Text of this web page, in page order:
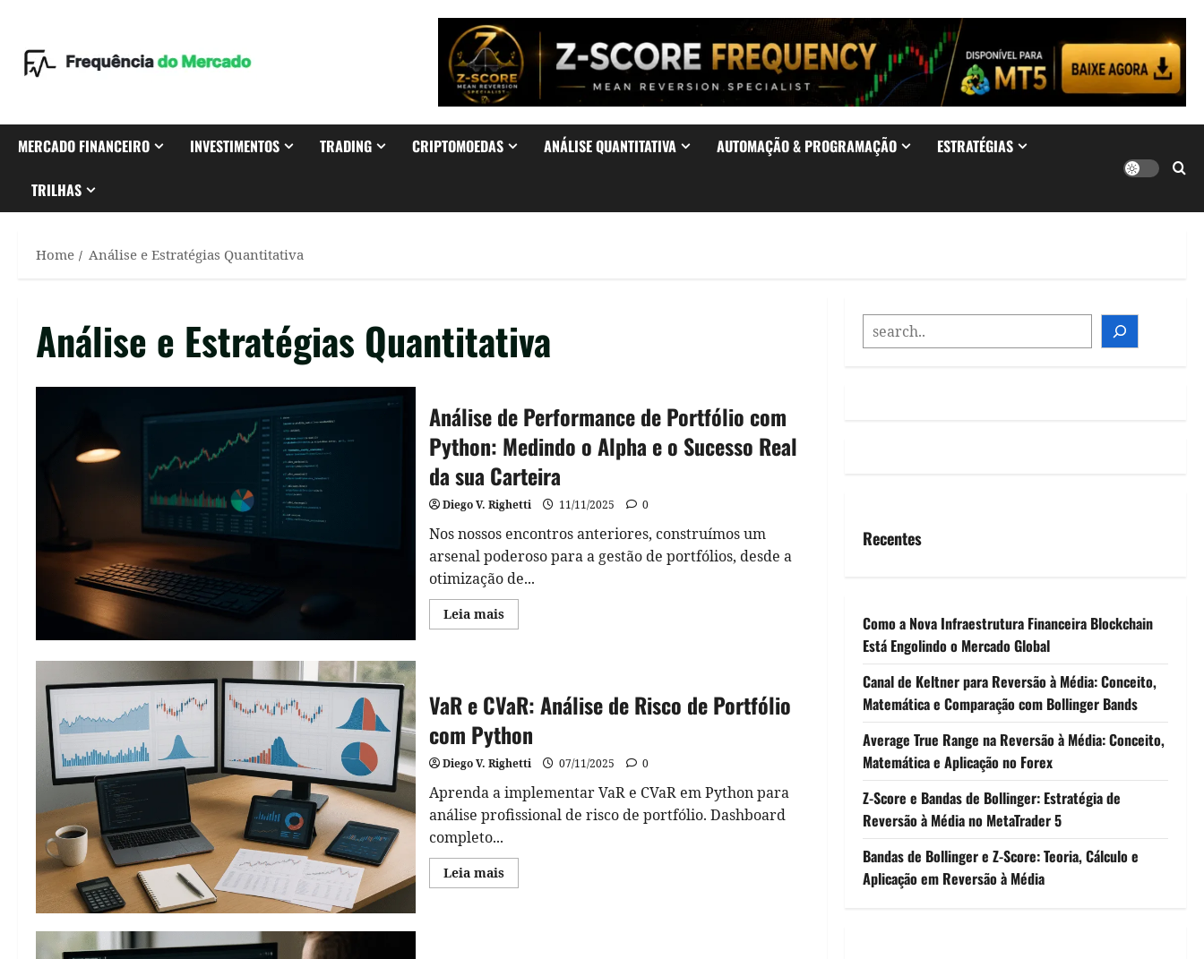
content
MERCADO FINANCEIRO INVESTIMENTOS TRADING CRIPTOMOEDAS ANÁLISE QUANTITATIVA AUTOMAÇÃO & PROGRAMAÇÃO ESTRATÉGIAS
TRILHAS
Home Análise e Estratégias Quantitativa
Análise e Estratégias Quantitativa
Análise de Performance de Portfólio com
Python: Medindo o Alpha e o Sucesso Real
da sua Carteira
Diego V. Righetti 11/11/2025 0
Nos nossos encontros anteriores, construímos um
arsenal poderoso para a gestão de portfólios, desde a
otimização de...
Leia maisRead
more
Portfólio
com
Python:
Medindo
Alpha
e
o
Sucesso
Real
da
VaR e CVaR: Análise de Risco de Portfólio
com Python
Diego V. Righetti 07/11/2025 0
Aprenda a implementar VaR e CVaR em Python para
análise profissional de risco de portfólio. Dashboard
completo...
Leia maisRead
more
SEARCH
Recentes
Como a Nova Infraestrutura Financeira Blockchain
Está Engolindo o Mercado Global
Canal de Keltner para Reversão à Média: Conceito,
Matemática e Comparação com Bollinger Bands
Average True Range na Reversão à Média: Conceito,
Matemática e Aplicação no Forex
Z-Score e Bandas de Bollinger: Estratégia de
Reversão à Média no MetaTrader 5
Bandas de Bollinger e Z-Score: Teoria, Cálculo e
Aplicação em Reversão à Média